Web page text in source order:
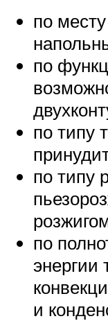
по
по
по типу
по типу
по
энергии
и